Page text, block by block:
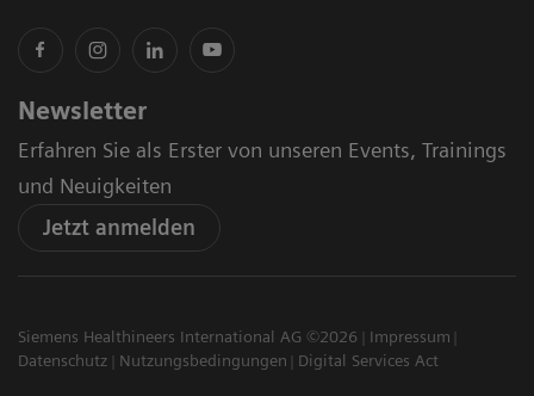
Newsletter
Erfahren Sie als Erster von unseren Events, Trainings
und Neuigkeiten
Jetzt anmelden
Siemens Healthineers International AG ©2026
Impressum
Datenschutz
Nutzungsbedingungen Digital Services Act